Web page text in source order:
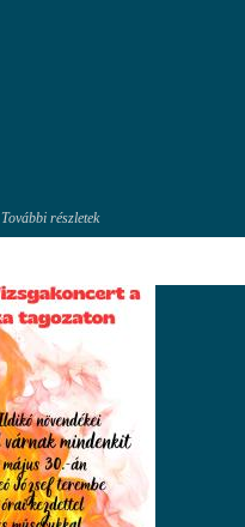
További részletek